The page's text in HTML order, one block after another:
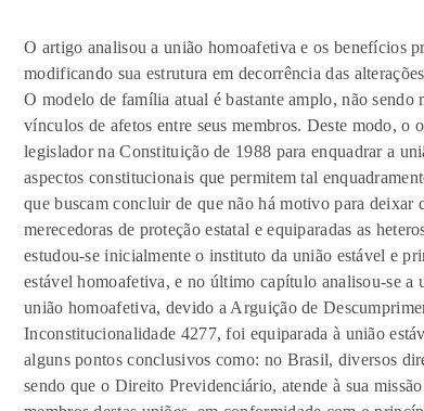
O artigo analisou a união homoafetiva e os benefícios
modificando sua estrutura em decorrência das
O modelo de família atual é bastante amplo, não
vínculos de afetos entre seus membros. Deste modo, o
legislador na Constituição de 1988 para enquadrar a
aspectos constitucionais que permitem tal
que buscam concluir de que não há motivo para
merecedoras de proteção estatal e equiparadas as
estudou-se inicialmente o instituto da união estável e
estável homoafetiva, e no último capítulo analisou-se
união homoafetiva, devido a Arguição de
Inconstitucionalidade 4277, foi equiparada à união
alguns pontos conclusivos como: no Brasil, diversos
sendo que o Direito Previdenciário, atende à sua